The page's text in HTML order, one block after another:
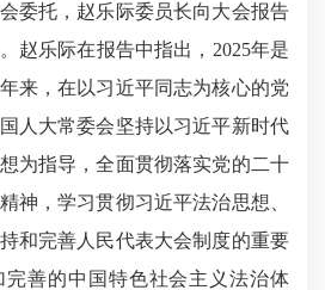
托，赵乐际委员长向大会报告
赵乐际在报告中指出，2025年是
来，在以习近平同志为核心的党
人大常委会坚持以习近平新时代
为指导，全面贯彻落实党的二十
神，学习贯彻习近平法治思想、
和完善人民代表大会制度的重要
完善的中国特色社会主义法治体